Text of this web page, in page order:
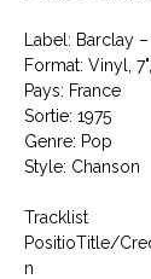
Label: Barclay
Format: Vinyl,
Pays: France
Sortie: 1975
Genre: Pop
Style: Chanson
Tracklist
Positio
n
Title/